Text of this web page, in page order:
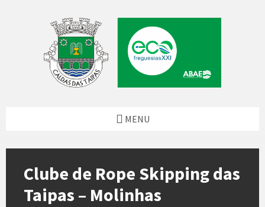
MENU
Clube de Rope Skipping das
Taipas – Molinhas